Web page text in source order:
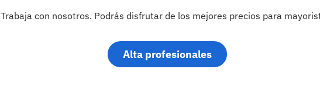
Trabaja con nosotros. Podrás disfrutar de los mejores precios para
Alta profesionales